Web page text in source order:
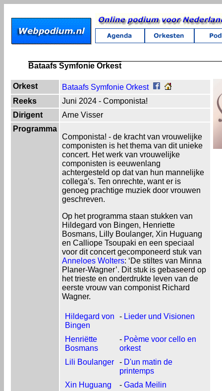
Bataafs Symfonie Orkest
Orkest
Bataafs Symfonie Orkest
Reeks
Juni 2024 - Componista!
Dirigent
Arne Visser
Programma
Componista! - de kracht van vrouwelijke
componisten is het thema van dit unieke
concert. Het werk van vrouwelijke
componisten is eeuwenlang
achtergesteld op dat van hun mannelijke
collega’s. Ten onrechte, want er is
genoeg prachtige muziek door vrouwen
geschreven.
Op het programma staan stukken van
Hildegard von Bingen, Henriette
Bosmans, Lilly Boulanger, Xin Huguang
en Calliope Tsoupaki en een speciaal
voor dit concert gecomponeerd stuk van
Anneloes Wolters: ‘De stiltes van Minna
Planer-Wagner’. Dit stuk is gebaseerd op
het trieste en onderdrukte leven van de
eerste vrouw van componist Richard
Wagner.
Hildegard von
Bingen
- Lieder und Visionen
Henriëtte
Bosmans
- Poème voor cello en
orkest
Lili Boulanger
- D'un matin de
printemps
Xin Huguang
- Gada Meilin